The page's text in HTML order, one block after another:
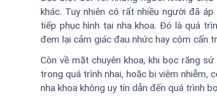
khác. Tuy nhiên có rất nhiều người đã
tiếp phục hình tại nha khoa. Đó là quá
đem lại cảm giác đau nhức hay cộm cấn
Còn về mặt chuyên khoa, khi bọc răng
trong quá trình nhai, hoặc bị viêm nhiễm,
nha khoa không uy tín dẫn đến quá trình